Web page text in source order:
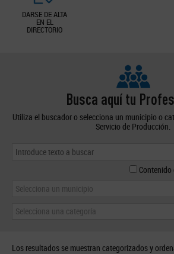
DARSE DE ALTA
EN EL
DIRECTORIO
Busca aquí tu
Utiliza el buscador o selecciona un municipio o
Servicio de Producción.
Contenido
Selecciona un municipio
Selecciona una categoría
Los resultados se muestran categorizados y